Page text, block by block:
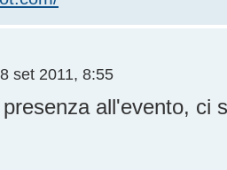
set 2011, 8:55
all'evento, ci